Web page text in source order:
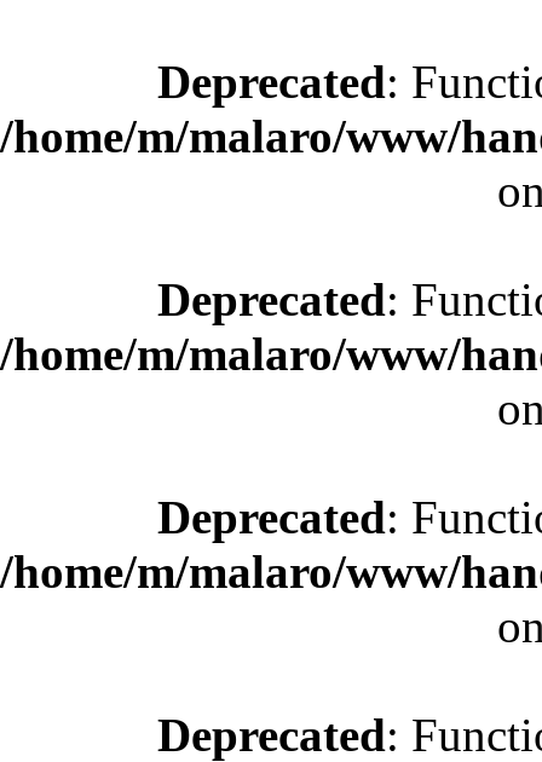
Deprecated:
/home/m/malaro/www/
Deprecated:
/home/m/malaro/www/
Deprecated:
/home/m/malaro/www/
Deprecated: